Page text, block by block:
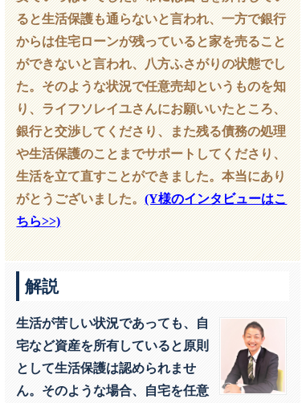
ると生活保護も通らないと言われ、一方で銀行
からは住宅ローンが残っていると家を売ること
ができないと言われ、八方ふさがりの状態でし
た。そのような状況で任意売却というものを知
り、ライフソレイユさんにお願いいたところ、
銀行と交渉してくださり、また残る債務の処理
や生活保護のことまでサポートしてくださり、
生活を立て直すことができました。本当にあり
がとうございました。(Y様のインタビューはこ
ちら>>)
解説
生活が苦しい状況であっても、自
宅など資産を所有していると原則
として生活保護は認められませ
ん。そのような場合、自宅を任意